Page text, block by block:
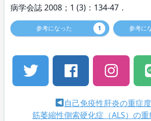
病学会誌 2008；1 (3)：134-47．
参考になった 1 参考に
自己免疫性肝炎の重症
筋萎縮性側索硬化症（ALS）の